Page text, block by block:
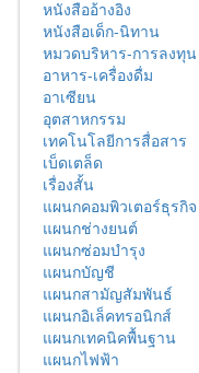
หนังสืออ้างอิง
หนังสือเด็ก-นิทาน
หมวดบริหาร-การลงทุน
อาหาร-เครื่องดื่ม
อาเซียน
อุตสาหกรรม
เทคโนโลยีการสื่อสาร
เบ็ดเตล็ด
เรื่องสั้น
แผนกคอมพิวเตอร์ธุรกิจ
แผนกช่างยนต์
แผนกซ่อมบำรุง
แผนกบัญชี
แผนกสามัญสัมพันธ์
แผนกอิเล็คทรอนิกส์
แผนกเทคนิคพื้นฐาน
แผนกไฟฟ้า